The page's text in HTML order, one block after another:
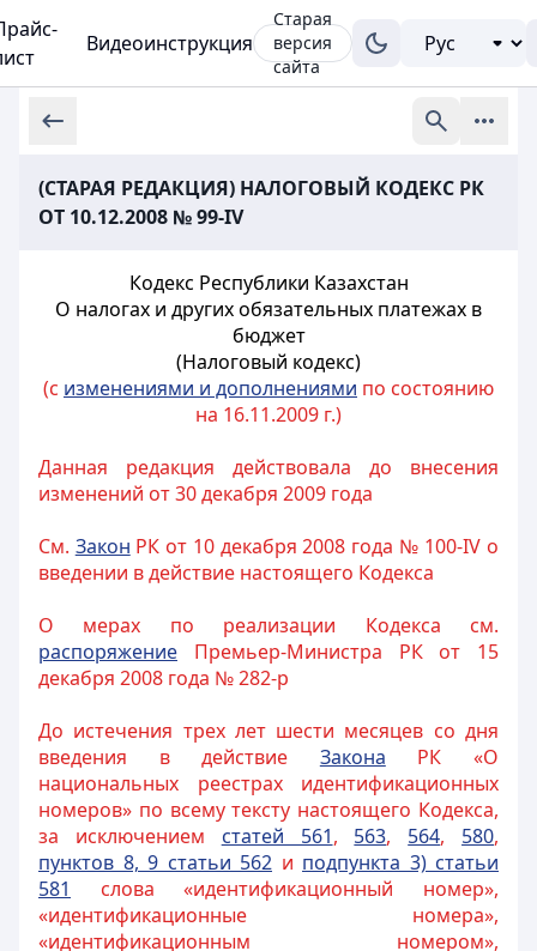
Видеоинструкция
Старая
версия
сайта
(СТАРАЯ РЕДАКЦИЯ) НАЛОГОВЫЙ КОДЕКС РК
ОТ 10.12.2008 № 99-IV
Кодекс Республики Казахстан
О налогах и других обязательных платежах в
бюджет
(Налоговый кодекс)
(с изменениями и дополнениями по состоянию
на 16.11.2009 г.)
Данная редакция действовала до внесения
изменений от 30 декабря 2009 года
См. Закон РК от 10 декабря 2008 года № 100-IV о
введении в действие настоящего Кодекса
О мерах по реализации Кодекса см.
распоряжение Премьер-Министра РК от 15
декабря 2008 года № 282-р
До истечения трех лет шести месяцев со дня
введения в действие Закона РК «О
национальных реестрах идентификационных
номеров» по всему тексту настоящего Кодекса,
за исключением статей 561, 563, 564, 580,
пунктов 8, 9 статьи 562 и подпункта 3) статьи
581
слова «идентификационный номер»,
«идентификационные номера»,
«идентификационным номером»,